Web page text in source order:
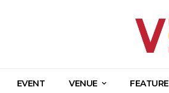
EVENT VENUE FEATURE